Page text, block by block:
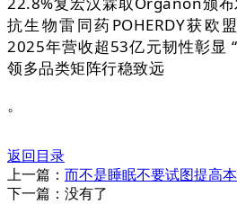
抗生物雷同药POHERDY获欧
2025年营收超53亿元韧性彰显
领多品类矩阵行稳致远
。
返回目录
上一篇： 而不是睡眠不要试图提高
下一篇：没有了